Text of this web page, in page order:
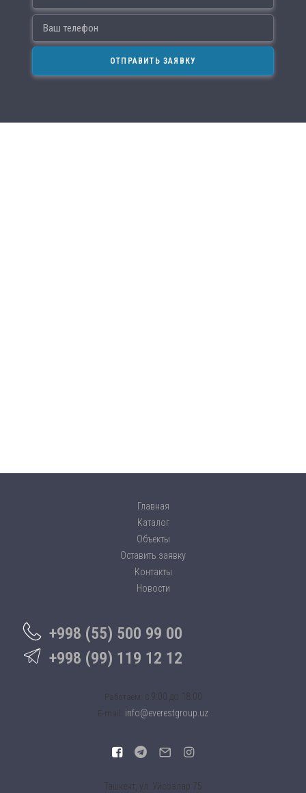
Главная
Каталог
Объекты
Оставить заявку
Контакты
Новости
+998 (55) 500 99 00
+998 (99) 119 12 12
Работаем: c 9:00 до 18:00
E-mail: info@everestgroup.uz
Ташкент, ул. Уйсозлар 75